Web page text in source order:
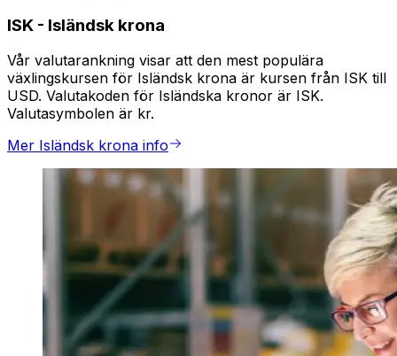
ISK - Isländsk krona
Vår valutarankning visar att den mest populära
växlingskursen för Isländsk krona är kursen från ISK till
USD. Valutakoden för Isländska kronor är ISK.
Valutasymbolen är kr.
Mer Isländsk krona info